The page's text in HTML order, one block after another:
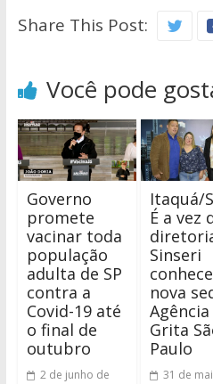
Share This Post:
Você pode
Governo
promete
vacinar toda
população
adulta de SP
contra a
Covid-19 até
o final de
outubro
2 de junho de
Itaquá/
É a vez
Sinseri
nova
Agência
Grita
Paulo
31 de